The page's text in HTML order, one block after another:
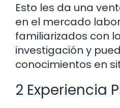
Esto les da una
en el mercado
familiarizados con
investigación y
conocimientos en
2 Experiencia